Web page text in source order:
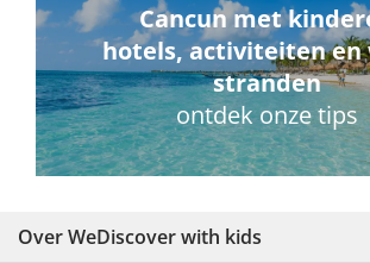
Cancun met
hotels, activiteiten
stranden
ontdek onze tips
Over WeDiscover with kids